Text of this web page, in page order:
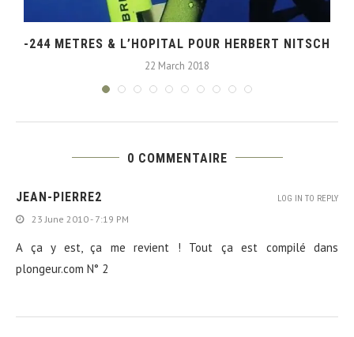
-244 METRES & L’HOPITAL POUR HERBERT NITSCH
22 March 2018
0 COMMENTAIRE
JEAN-PIERRE2
23 June 2010 - 7:19 PM
A ça y est, ça me revient ! Tout ça est compilé dans
plongeur.com N° 2
LOG IN TO REPLY